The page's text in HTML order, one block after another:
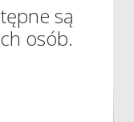
są
osób.